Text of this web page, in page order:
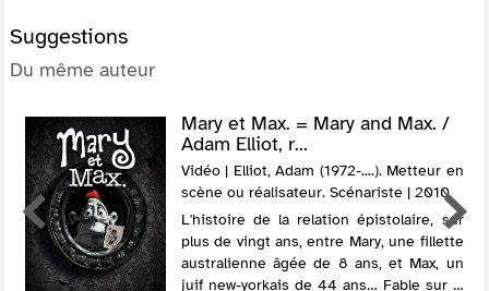
Suggestions
Du même auteur
Mary et Max. = Mary and Max. /
Adam Elliot, r...
Vidéo | Elliot, Adam (1972-....). Metteur en
scène ou réalisateur. Scénariste | 2010
L'histoire de la relation épistolaire, sur
plus de vingt ans, entre Mary, une fillette
australienne âgée de 8 ans, et Max, un
juif new-yorkais de 44 ans… Fable sur la